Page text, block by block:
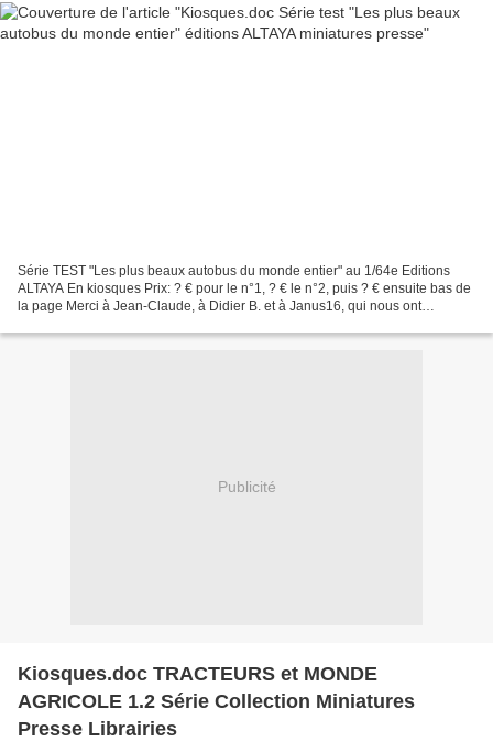
Série TEST "Les plus beaux autobus du monde entier" au 1/64e Editions
ALTAYA En kiosques Prix: ? € pour le n°1, ? € le n°2, puis ? € ensuite bas de
la page Merci à Jean-Claude, à Didier B. et à Janus16, qui nous ont
Publicité
Kiosques.doc TRACTEURS et MONDE
AGRICOLE 1.2 Série Collection Miniatures
Presse Librairies